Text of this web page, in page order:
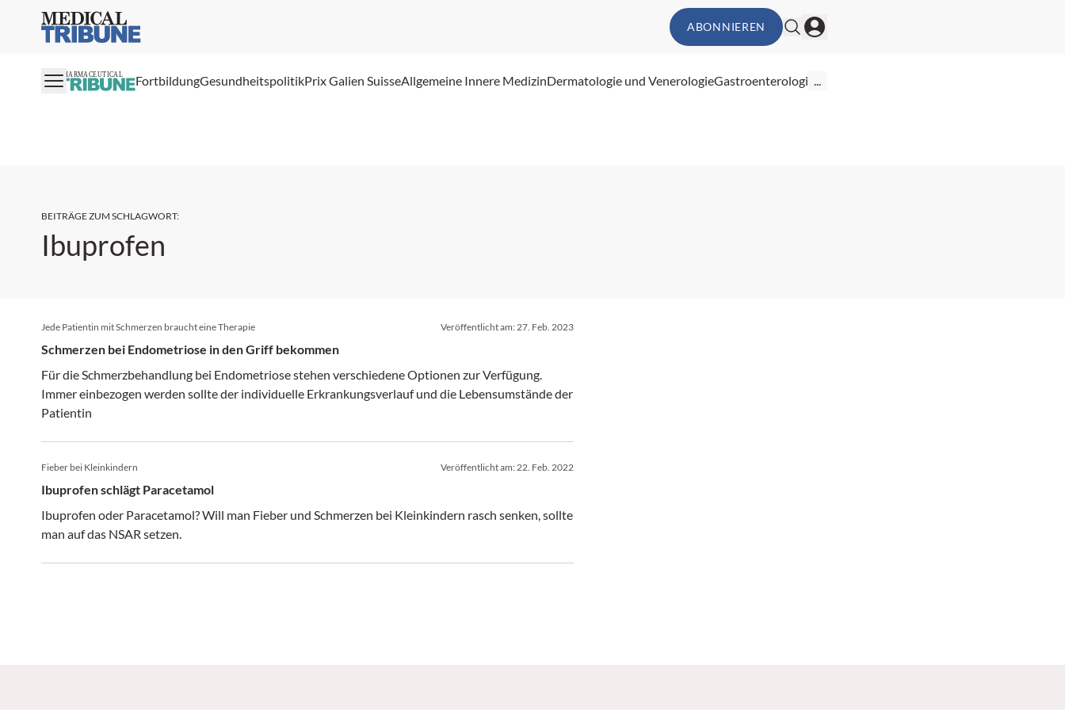
Medical Tribune ABONNIEREN
PHARMACEUTICAL FortbildungGesundheitspolitikPrix Galien SuisseAllgemeine Innere MedizinDermatologie und VenerologieGastroenterologie...
BEITRÄGE ZUM SCHLAGWORT:
Ibuprofen
Jede Patientin mit Schmerzen braucht eine Therapie Veröffentlicht am: 27. Feb. 2023
Schmerzen bei Endometriose in den Griff bekommen
Für die Schmerzbehandlung bei Endometriose stehen verschiedene Optionen zur Verfügung.
Immer einbezogen werden sollte der individuelle Erkrankungsverlauf und die Lebensumstände der
Patientin
Fieber bei Kleinkindern Veröffentlicht am: 22. Feb. 2022
Ibuprofen schlägt Paracetamol
Ibuprofen oder Paracetamol? Will man Fieber und Schmerzen bei Kleinkindern rasch senken, sollte
man auf das NSAR setzen.